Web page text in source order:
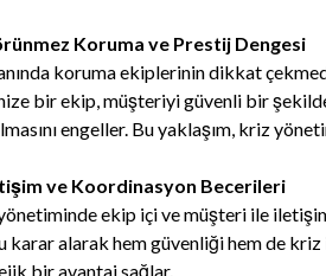
Koruma ve Prestij Dengesi
koruma ekiplerinin dikkat
bir ekip, müşteriyi güvenli bir
engeller. Bu yaklaşım, kriz
ve Koordinasyon Becerileri
ekip içi ve müşteri ile
karar alarak hem güvenliği hem de
bir avantaj sağlar.